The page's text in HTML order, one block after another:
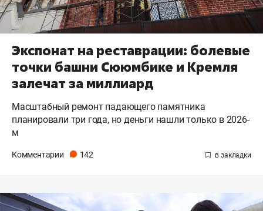
Экспонат на реставрации: болевые
точки башни Сююмбике и Кремля
залечат за миллиард
Масштабный ремонт падающего памятника
планировали три года, но деньги нашли только в 2026-
м
Комментарии 142